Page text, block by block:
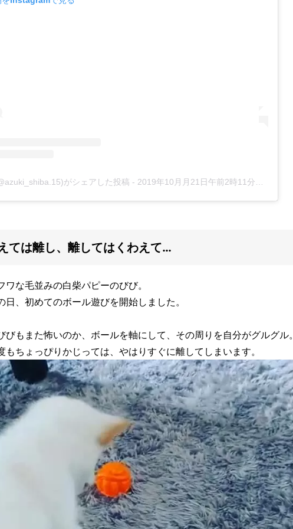
がシェアした投稿 - 2019年10月月21日午前2時11分PDT
ては離し、離してはくわえて…
ワな毛並みの白柴パピーのびび。
日、初めてのボール遊びを開始しました。
びもまた怖いのか、ボールを軸にして、その周りを自分がグルグル。
もちょっぴりかじっては、やはりすぐに離してしまいます。